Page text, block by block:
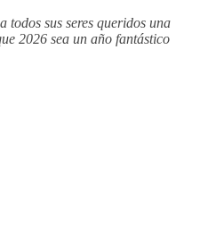
todos sus seres queridos una
2026 sea un año fantástico